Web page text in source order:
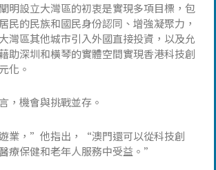
明設立大灣區的初衷是實現多項目標，包
民的民族和國民身份認同、增強凝聚力，
灣區其他城市引入外國直接投資，以及允
助深圳和橫琴的實體空間實現香港科技創
化。
，機會與挑戰並存。
業，”他指出，“澳門還可以從科技創
療保健和老年人服務中受益。”